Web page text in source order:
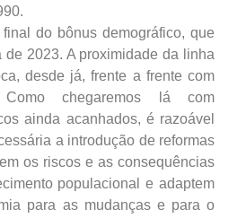
do bônus demográfico, que
de 2023. A proximidade da linha
desde já, frente a frente com
Como chegaremos lá com
ainda acanhados, é razoável
a introdução de reformas
os riscos e as consequências
populacional e adaptem
para as mudanças e para o